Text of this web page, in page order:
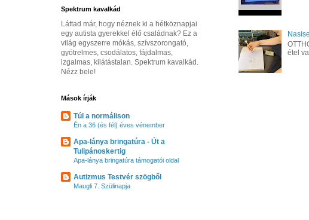
étel
Spektrum kavalkád
Láttad már, hogy néznek ki a hétköznapjai
egy autista gyerekkel élő családnak? Ez a
világ egyszerre mókás, szívszorongató,
gyötrelmes, csodálatos, fájdalmas,
izgalmas, kilátástalan. Spektrum kavalkád.
Nézz bele!
Mások írják
Túl a normálison
Én a 36 (és fél) éves vénember
Apa-lánya bringatúra - Út a
Tulipánoskertig
Apa-lánya bringatúra támogatói oldal
Autizmus Testvér szögből
Maugli 7. Szülinapja